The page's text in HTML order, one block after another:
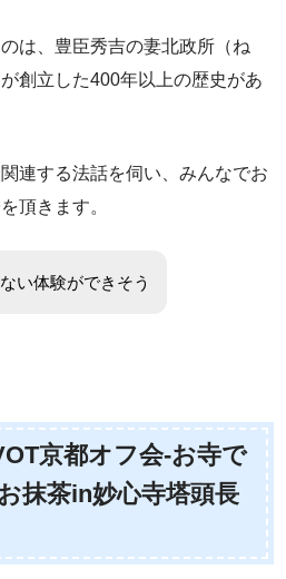
は、豊臣秀吉の妻北政所（ね
創立した400年以上の歴史があ
連する法話を伺い、みんなでお
頂きます。
い体験ができそう
京都オフ会-お寺で
抹茶in妙心寺塔頭長